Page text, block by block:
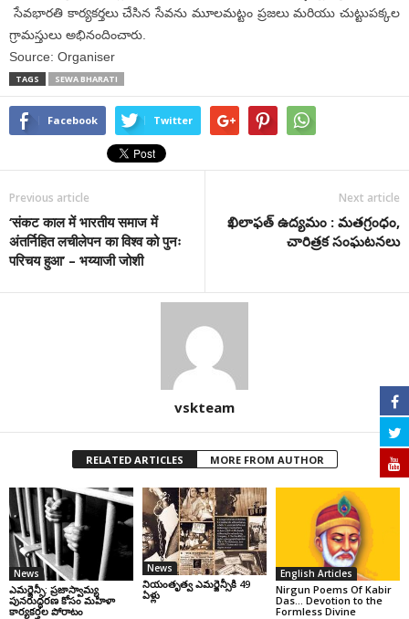
సేవభారతి కార్యకర్తలు చేసిన సేవను మూలమట్టం ప్రజలు మరియు చుట్టుపక్కల
గ్రామస్తులు అభినందించారు.
Source: Organiser
TAGS SEWA BHARATI
Facebook Twitter
Previous article
‘संकट काल में भारतीय समाज में
अंतर्निहित लचीलेपन का विश्व को पुनः
परिचय हुआ’ – भय्याजी जोशी
Next article
ఖిలాఫత్ ఉద్యమం : మతగ్రంధం,
చారిత్రక సంఘటనలు
vskteam
RELATED ARTICLES MORE FROM AUTHOR
News
ఎమర్జెన్సీ: ప్రజాస్వామ్య
పునరుద్ధరణ కోసం మహిళా
కార్యకర్తల పోరాటం
News
నియంతృత్వ ఎమర్జెన్సీకి 49
ఏళ్లు
English Articles
Nirgun Poems Of Kabir
Das… Devotion to the
Formless Divine